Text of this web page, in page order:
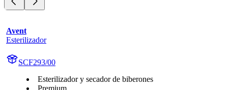
Avent
Esterilizador
SCF293/00
Esterilizador y secador de biberones
Premium